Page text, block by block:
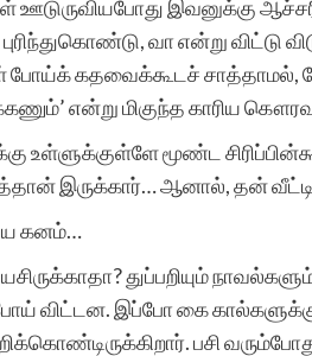
ஊடுருவியபோது இவனுக்கு
வா என்று விட்டு
கதவைக்கூடச் சாத்தாமல்,
என்று மிகுந்த காரிய
மூண்ட
இருக்கார்… ஆனால், தன்
கனம்…
துப்பறியும்
விட்டன. இப்போ கை
பசி